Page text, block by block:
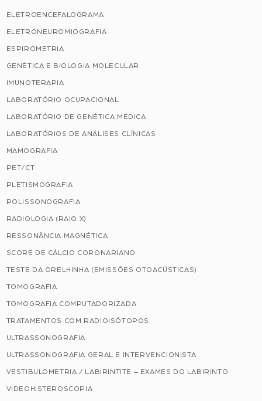
ELETROENCEFALOGRAMA
ELETRONEUROMIOGRAFIA
ESPIROMETRIA
GENÉTICA E BIOLOGIA MOLECULAR
IMUNOTERAPIA
LABORATÓRIO OCUPACIONAL
LABORATÓRIO DE GENÉTICA MÉDICA
LABORATÓRIOS DE ANÁLISES CLÍNICAS
MAMOGRAFIA
PET/CT
PLETISMOGRAFIA
POLISSONOGRAFIA
RADIOLOGIA (RAIO X)
RESSONÂNCIA MAGNÉTICA
SCORE DE CÁLCIO CORONARIANO
TESTE DA ORELHINHA (EMISSÕES OTOACÚSTICAS)
TOMOGRAFIA
TOMOGRAFIA COMPUTADORIZADA
TRATAMENTOS COM RADIOISÓTOPOS
ULTRASSONOGRAFIA
ULTRASSONOGRAFIA GERAL E INTERVENCIONISTA
VESTIBULOMETRIA / LABIRINTITE – EXAMES DO LABIRINTO
VIDEOHISTEROSCOPIA